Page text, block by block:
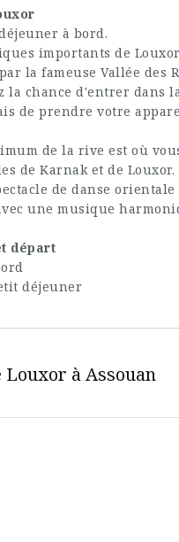
à bord.
importants de
la fameuse Vallée
la chance d'entrer dans
de prendre votre
de la rive est où
de Karnak et de Louxor.
de danse orientale
une musique
départ
déjeuner
à Assouan